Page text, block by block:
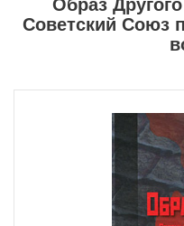
Образ
Советский Союз